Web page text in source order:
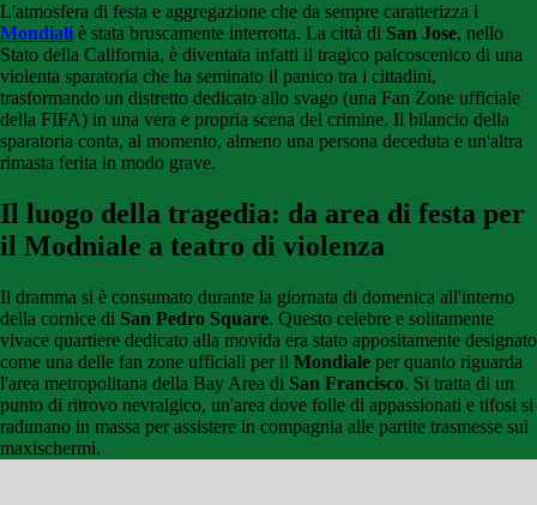
L'atmosfera di festa e aggregazione che da sempre caratterizza i
Mondiali è stata bruscamente interrotta. La città di San Jose, nello
Stato della California, è diventata infatti il tragico palcoscenico di una
violenta sparatoria che ha seminato il panico tra i cittadini,
trasformando un distretto dedicato allo svago (una Fan Zone ufficiale
della FIFA) in una vera e propria scena del crimine. Il bilancio della
sparatoria conta, al momento, almeno una persona deceduta e un'altra
rimasta ferita in modo grave.
Il luogo della tragedia: da area di festa per
il Modniale a teatro di violenza
Il dramma si è consumato durante la giornata di domenica all'interno
della cornice di San Pedro Square. Questo celebre e solitamente
vivace quartiere dedicato alla movida era stato appositamente designato
come una delle fan zone ufficiali per il Mondiale per quanto riguarda
l'area metropolitana della Bay Area di San Francisco. Si tratta di un
punto di ritrovo nevralgico, un'area dove folle di appassionati e tifosi si
radunano in massa per assistere in compagnia alle partite trasmesse sui
maxischermi.